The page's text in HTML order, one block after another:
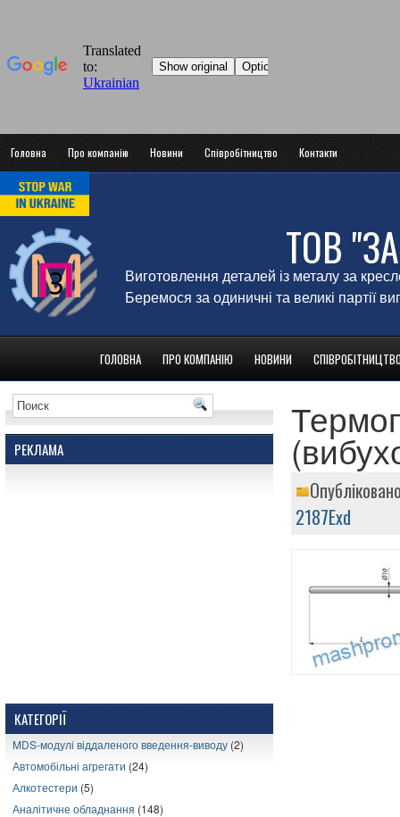
Головна Про компанію Новини Співробітництво Контакти
ТОВ
Виготовлення деталей із металу за
Беремося за одиничні та великі партії
ГОЛОВНА ПРО КОМПАНІЮ НОВИНИ
РЕКЛАМА
КАТЕГОРІЇ
MDS-модулі віддаленого введення-виводу (2)
Автомобільні агрегати (24)
Алкотестери (5)
Аналітичне обладнання (148)
2187Exd